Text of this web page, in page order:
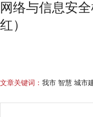
网络与信息安
红）
文章关键词： 我市 智慧 城市